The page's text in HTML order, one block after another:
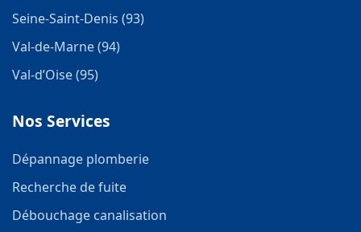
Seine-Saint-Denis (93)
Val-de-Marne (94)
Val-d’Oise (95)
Nos Services
Dépannage plomberie
Recherche de fuite
Débouchage canalisation